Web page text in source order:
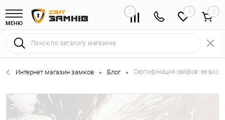
МЕНЮ
0 0
Интернет магазин замков • Блог • Сертификация сейфов: ее виды